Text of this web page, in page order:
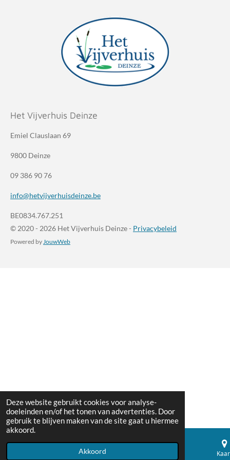
Deze website gebruikt cookies voor analyse-
doeleinden en/of het tonen van advertenties. Door
gebruik te blijven maken van de site gaat u hiermee
akkoord.
Akkoord
Het Vijverhuis Deinze
Emiel Clauslaan 69
9800 Deinze
09 386 90 76
info@hetvijverhuisdeinze.be
BE0834.767.251
© 2020 - 2026 Het Vijverhuis Deinze - Privacybeleid
Powered by JouwWeb